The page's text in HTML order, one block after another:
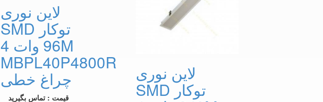
لاین نوری
SMD توکار
96 وات 4M
MBPL40P4800R
چراغ خطی
قیمت : تماس بگیرید
لاین نوری
SMD توکار